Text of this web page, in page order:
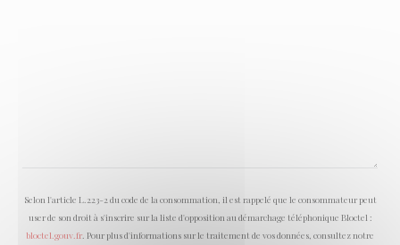
Selon l'article L.223-2 du code de la consommation, il est rappelé que le consommateur peut
user de son droit à s'inscrire sur la liste d'opposition au démarchage téléphonique Bloctel :
bloctel.gouv.fr . Pour plus d'informations sur le traitement de vos données, consultez notre